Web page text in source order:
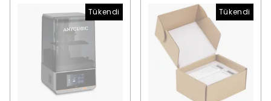
Tükendi Tükendi